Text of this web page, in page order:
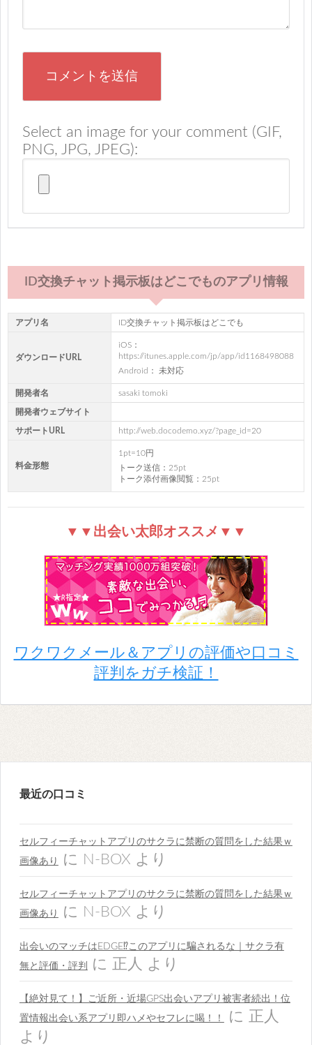
Select an image for your comment (GIF,
PNG, JPG, JPEG):
ID交換チャット掲示板はどこでものアプリ情報
アプリ名 ID交換チャット掲示板はどこでも
ダウンロードURL
iOS：
https://itunes.apple.com/jp/app/id1168498088
Android： 未対応
開発者名 sasaki tomoki
開発者ウェブサイト
サポートURL http://web.docodemo.xyz/?page_id=20
料金形態
1pt=10円
トーク送信：25pt
トーク添付画像閲覧：25pt
▼▼出会い太郎オススメ▼▼
ワクワクメール＆アプリの評価や口コミ
評判をガチ検証！
最近の口コミ
セルフィーチャットアプリのサクラに禁断の質問をした結果ｗ
画像あり
に N-BOX より
セルフィーチャットアプリのサクラに禁断の質問をした結果ｗ
画像あり
に N-BOX より
出会いのマッチはEDGE⁉︎このアプリに騙されるな｜サクラ有
無と評価・評判
に 正人 より
【絶対見て！】ご近所・近場GPS出会いアプリ被害者続出！位
置情報出会い系アプリ即ハメやセフレに喝！！
に
正人
より